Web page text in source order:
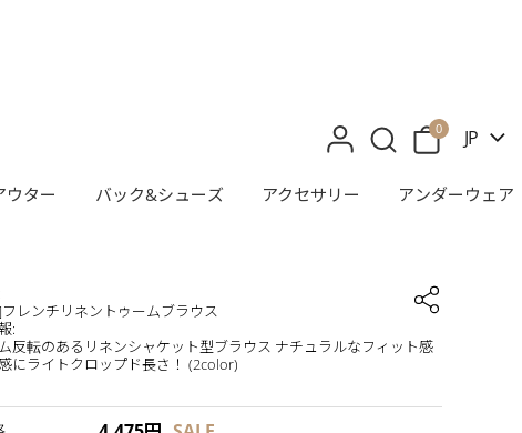
0 JP
ウター バック&シューズ アクセサリー アンダーウェア
フレンチリネントゥームブラウス
:
反転のあるリネンシャケット型ブラウス ナチュラルなフィット感
にライトクロップド長さ！ (2color)